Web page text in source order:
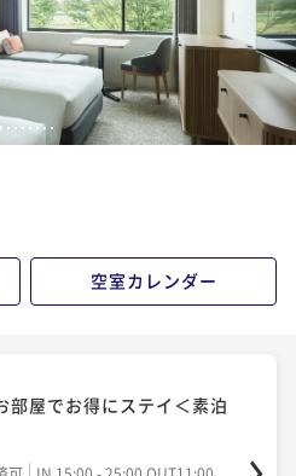
¥9,260~
2名 ¥ 8,611 ~
イント即利用で
2名 ¥ 12,694 ~
もおすすめ！2連泊以上で
2 3 4567 8
空室カレンダー
部屋でお得にステイ＜素泊